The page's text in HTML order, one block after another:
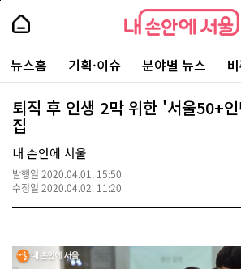
본
로
가
내
손
안
에
서
울
-
서
울
시
대
표
소
통
포
내
손
에
울
주
요
서
뉴스홈 기획·이슈 분야별 뉴스
퇴직 후 인생 2막 위한 '서울50+
집
내 손안에 서울
발행일 2020.04.01. 15:50
수정일 2020.04.02. 11:20
페
상
단
로